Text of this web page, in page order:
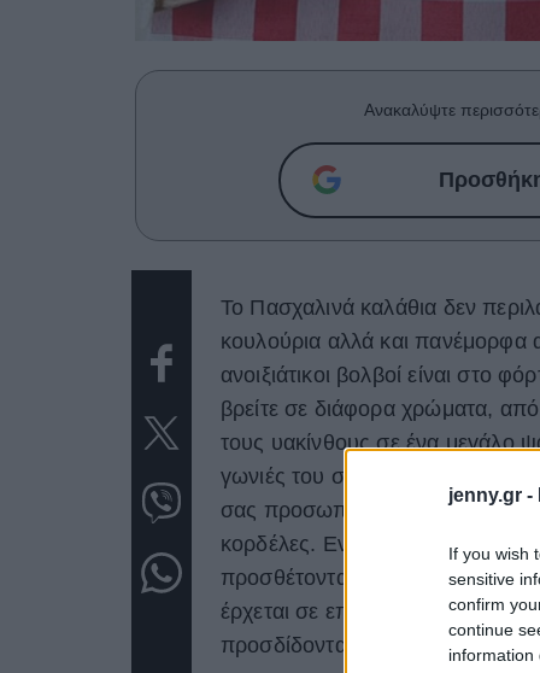
jenny.gr -
If you wish
sensitive
confirm
continue
information
Ανακαλύψτε
Το Πασχαλινά καλάθια δεν
κουλούρια αλλά και
ανοιξιάτικοι βολβοί είναι στο
βρείτε σε διάφορα χρώματα,
τους υακίνθους σε ένα μεγάλο
γωνιές του σπιτιού
σας προσωπικό στίγμα
κορδέλες. Ενώ αν είστε
προσθέτοντας διακοσμητικές
έρχεται σε επαφή με το νερό. Οι
προσδίδοντας έτσι μια